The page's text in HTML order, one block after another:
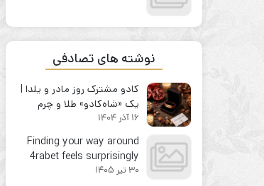
نوشته های تصادفی
کادو مشترک روز مادر و یلدا |
یک «شاه‌کادو» طلا و چرم
بخرید!
16 آذر 1404
Finding your way around
4rabet feels surprisingly
natural for newcomers
30 تیر 1405